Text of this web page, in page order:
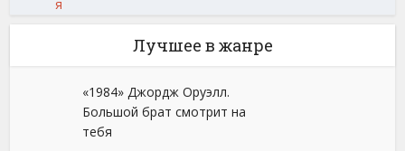
я
Лучшее в жанре
«1984» Джордж Оруэлл.
Большой брат смотрит на
тебя